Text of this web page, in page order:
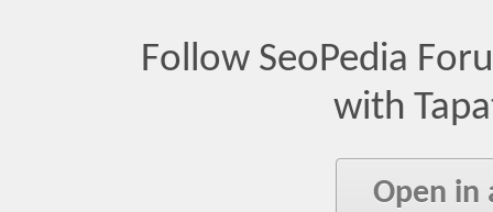
Follow SeoPedia
with
Open in